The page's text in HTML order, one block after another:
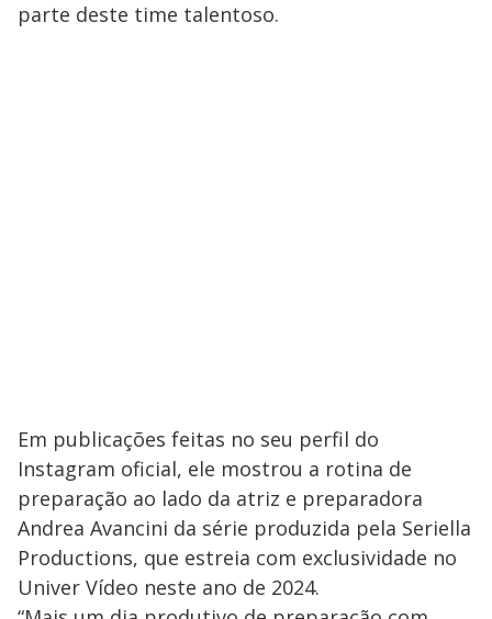
parte deste time talentoso.
Em publicações feitas no seu perfil do
Instagram oficial, ele mostrou a rotina de
preparação ao lado da atriz e preparadora
Andrea Avancini da série produzida pela Seriella
Productions, que estreia com exclusividade no
Univer Vídeo neste ano de 2024.